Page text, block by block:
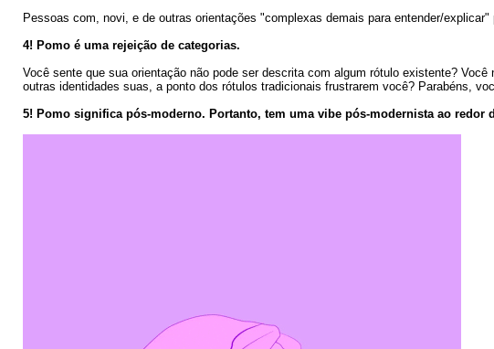
Pessoas com, novi, e de outras orientações "complexas demais para entender/
4! Pomo é uma rejeição de categorias.
Você sente que sua orientação não pode ser descrita com algum rótulo existente?
outras identidades suas, a ponto dos rótulos tradicionais frustrarem você? Parabéns,
5! Pomo significa pós-moderno. Portanto, tem uma vibe pós-modernista ao redor